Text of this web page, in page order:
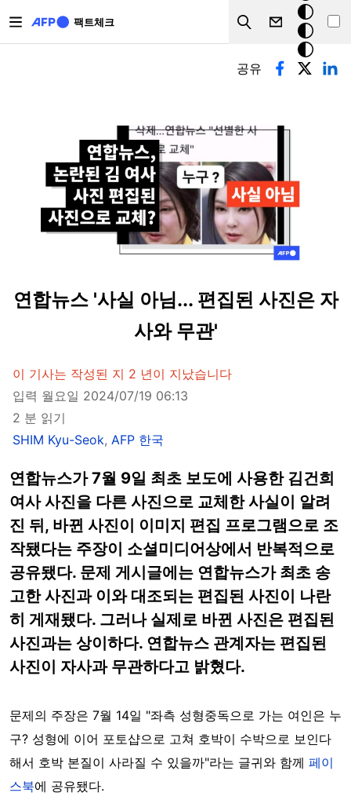
팩트체크
Search
크
모
드
기본탭
공유
연합뉴스 '사실 아님... 편집된 사진은 자
사와 무관'
이 기사는 작성된 지 2 년이 지났습니다
입력 월요일 2024/07/19 06:13
2 분 읽기
SHIM Kyu-Seok, AFP 한국
연합뉴스가 7월 9일 최초 보도에 사용한 김건희
여사 사진을 다른 사진으로 교체한 사실이 알려
진 뒤, 바뀐 사진이 이미지 편집 프로그램으로 조
작됐다는 주장이 소셜미디어상에서 반복적으로
공유됐다. 문제 게시글에는 연합뉴스가 최초 송
고한 사진과 이와 대조되는 편집된 사진이 나란
히 게재됐다. 그러나 실제로 바뀐 사진은 편집된
사진과는 상이하다. 연합뉴스 관계자는 편집된
사진이 자사과 무관하다고 밝혔다.
문제의 주장은 7월 14일 "좌측 성형중독으로 가는 여인은 누
구? 성형에 이어 포토샵으로 고쳐 호박이 수박으로 보인다
해서 호박 본질이 사라질 수 있을까"라는 글귀와 함께 페이
스북에 공유됐다.